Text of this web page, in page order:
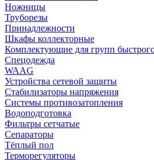
Ножницы
Труборезы
Принадлежности
Шкафы коллекторные
Комплектующие для групп
Спецодежда
WAAG
Устройства сетевой защиты
Стабилизаторы напряжения
Системы противозатопления
Водоподготовка
Фильтры сетчатые
Сепараторы
Тёплый пол
Терморегуляторы